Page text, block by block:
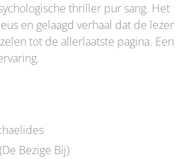
thriller pur sang. Het
en gelaagd verhaal dat de lezer
tot de allerlaatste pagina. Een
Bezige Bij)